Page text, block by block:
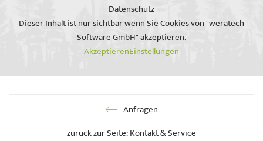
Datenschutz
Dieser Inhalt ist nur sichtbar wenn Sie Cookies von "weratech
Software GmbH" akzeptieren.
AkzeptierenEinstellungen
Anfragen
zurück zur Seite: Kontakt & Service